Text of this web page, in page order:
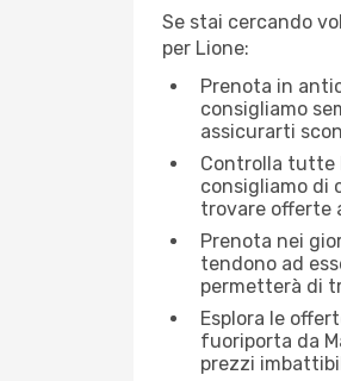
Se stai cercando
per Lione:
Prenota in
consigliamo
assicurarti
Controlla tutte
consigliamo di
trovare offerte
Prenota nei
tendono ad
permetterà di
Esplora le
fuoriporta da
prezzi